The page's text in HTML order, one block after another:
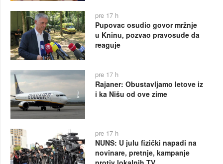
pre 17 h
Pupovac osudio govor mržnje
u Kninu, pozvao pravosuđe da
reaguje
pre 17 h
Rajaner: Obustavljamo letove iz
i ka Nišu od ove zime
pre 17 h
NUNS: U julu fizički napadi na
novinare, pretnje, kampanje